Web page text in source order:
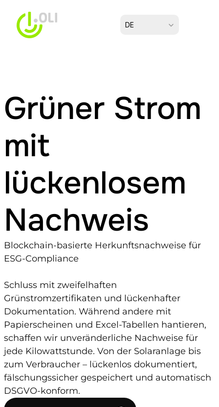
Grüner Strom
mit
lückenlosem
Nachweis
Blockchain-basierte Herkunftsnachweise für
ESG-Compliance
Schluss mit zweifelhaften
Grünstromzertifikaten und lückenhafter
Dokumentation. Während andere mit
Papierscheinen und Excel-Tabellen hantieren,
schaffen wir unveränderliche Nachweise für
jede Kilowattstunde. Von der Solaranlage bis
zum Verbraucher – lückenlos dokumentiert,
fälschungssicher gespeichert und automatisch
DSGVO-konform.
DE